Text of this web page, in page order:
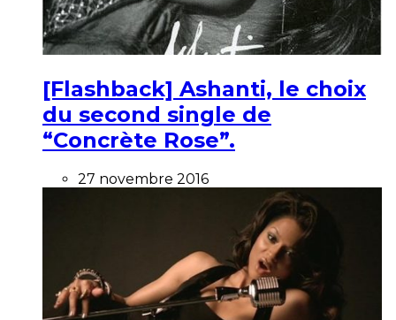
[Flashback] Ashanti, le choix
du second single de
“Concrète Rose”.
27 novembre 2016